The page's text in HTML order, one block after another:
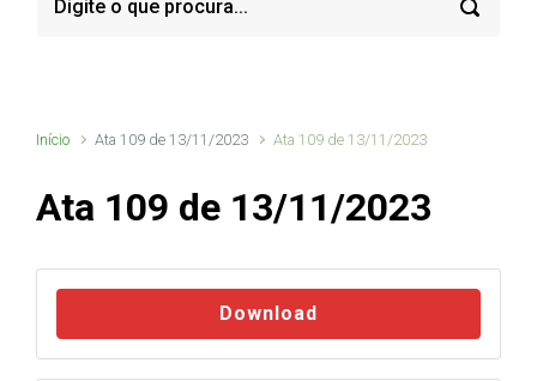
Início Ata 109 de 13/11/2023 Ata 109 de 13/11/2023
Ata 109 de 13/11/2023
Download